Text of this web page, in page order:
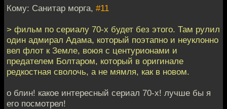
Кому: Санитар морга, #11
> фильм по сериалу 70-х будет без этого. Там рулил
один адмирал Адама, который поэтапно и неуклонно
вел флот к Земле, воюя с центурионами и
предателем Болтаром, который в оригинале
редкостная сволочь, а не мямля, как в новом.
о блин! какое интересный сериал 70-х! лучше бы я
его посмотрел!